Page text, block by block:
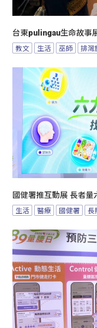
台東pulingau生命故事
教文 生活 巫師 排灣
國健署推互動展 長者量
生活 醫療 國健署 長